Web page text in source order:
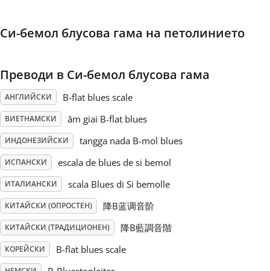
日本語
Polski
Português
Русский
Svenska
Tiếng Việt
Си-бемол блусова гама на петолинието
Преводи в Си-бемол блусова гама
АНГЛИЙСКИ B-flat blues scale
ВИЕТНАМСКИ âm giai B-flat blues
ИНДОНЕЗИЙСКИ tangga nada B-mol blues
ИСПАНСКИ escala de blues de si bemol
ИТАЛИАНСКИ scala Blues di Si bemolle
КИТАЙСКИ (ОПРОСТЕН) 降B蓝调音阶
КИТАЙСКИ (ТРАДИЦИОНЕН) 降B藍調音階
КОРЕЙСКИ B-flat blues scale